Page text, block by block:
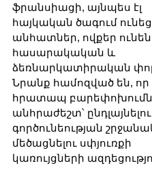
ֆրանսիացի, այնպես էլ
հայկական ծագում
անհատներ, ովքեր ունեն
հասարակական և
ձեռնարկատիրական
Նրանք համոզված են, որ
հրատապ
անհրաժեշտ՝ ընդլայնելու
գործունեության
մեծացնելու սփյուռքի
կառույցների